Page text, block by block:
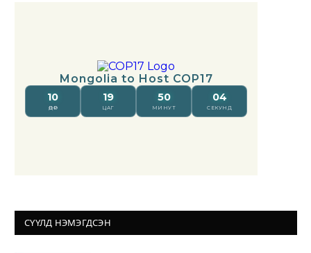
СҮҮЛД НЭМЭГДСЭН